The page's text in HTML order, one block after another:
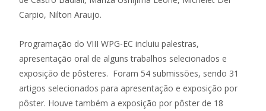
Carpio, Nilton Araujo.
Programação do VIII WPG-EC incluiu palestras,
apresentação oral de alguns trabalhos selecionados e
exposição de pôsteres. Foram 54 submissões, sendo 31
artigos selecionados para apresentação e exposição por
pôster. Houve também a exposição por pôster de 18